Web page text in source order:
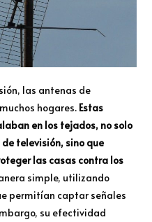
las antenas de
hogares. Estas
en los tejados, no solo
televisión, sino que
las casas contra los
simple, utilizando
permitían captar señales
su efectividad